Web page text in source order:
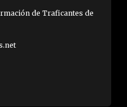
de Traficantes de